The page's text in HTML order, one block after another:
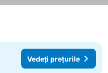
Vedeți prețurile